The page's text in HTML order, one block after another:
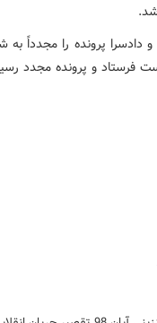
فرستاد و پرونده مجدد